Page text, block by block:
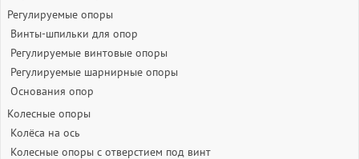
Регулируемые опоры
Винты-шпильки для опор
Регулируемые винтовые опоры
Регулируемые шарнирные опоры
Основания опор
Колесные опоры
Колёса на ось
Колесные опоры с отверстием под винт